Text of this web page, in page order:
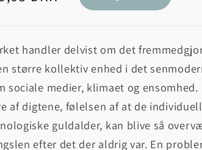
handler delvist om det
større kollektiv enhed i det
sociale medier, klimaet og
af digtene, følelsen af at de
guldalder, kan blive så
efter det der aldrig var. En